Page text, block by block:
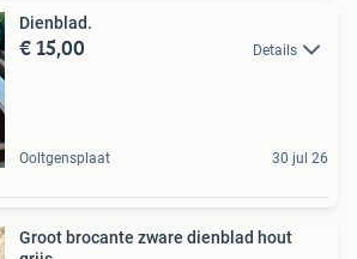
Dienblad.
€ 15,00 Details
Ooltgensplaat 30 jul 26
Groot brocante zware dienblad hout